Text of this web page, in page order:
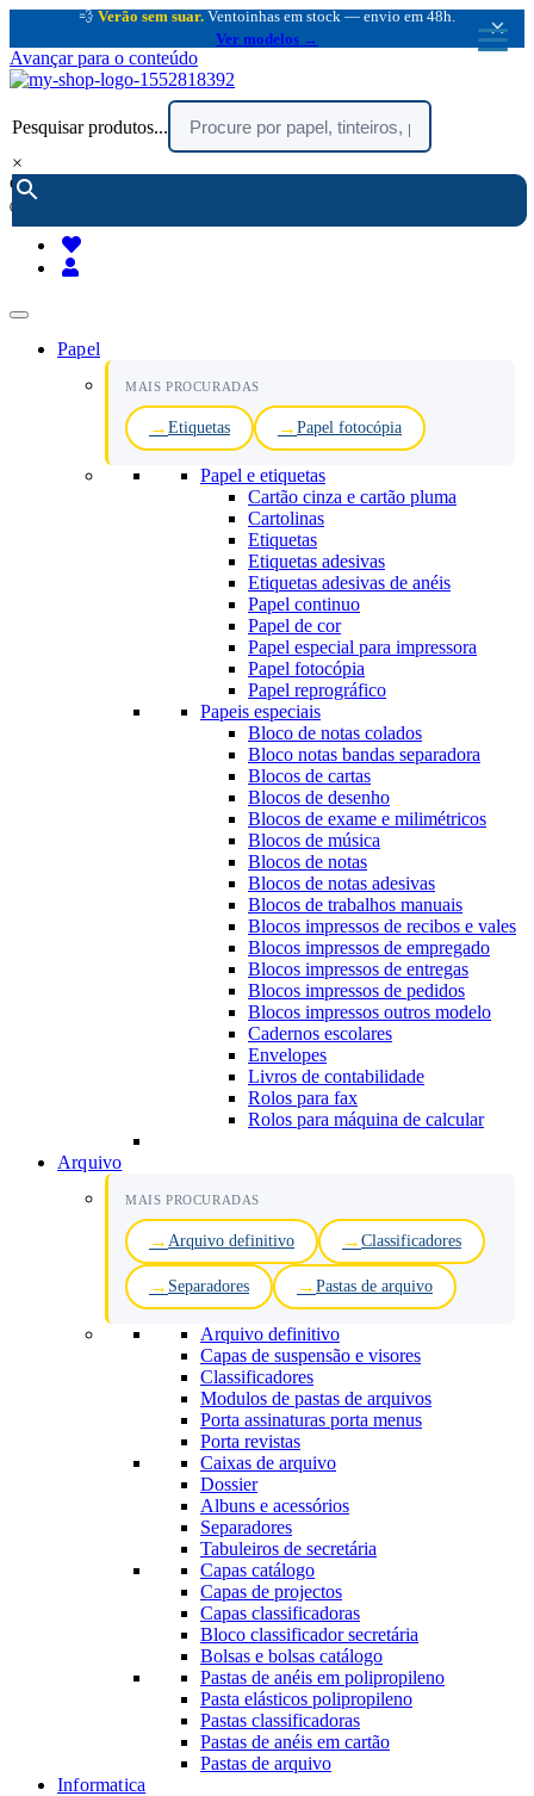
💨 Verão sem suar. Ventoinhas em stock — envio em 48h.
Ver modelos →
×
Avançar para o conteúdo
Pesquisar produtos...
×
encomendar por telefone :
(chamada rede fixa nacional)
Papel
MAIS PROCURADAS
Etiquetas Papel fotocópia
Papel e etiquetas
Cartão cinza e cartão pluma
Cartolinas
Etiquetas
Etiquetas adesivas
Etiquetas adesivas de anéis
Papel continuo
Papel de cor
Papel especial para impressora
Papel fotocópia
Papel reprográfico
Papeis especiais
Bloco de notas colados
Bloco notas bandas separadora
Blocos de cartas
Blocos de desenho
Blocos de exame e milimétricos
Blocos de música
Blocos de notas
Blocos de notas adesivas
Blocos de trabalhos manuais
Blocos impressos de recibos e vales
Blocos impressos de empregado
Blocos impressos de entregas
Blocos impressos de pedidos
Blocos impressos outros modelo
Cadernos escolares
Envelopes
Livros de contabilidade
Rolos para fax
Rolos para máquina de calcular
Arquivo
MAIS PROCURADAS
Arquivo definitivo Classificadores
Separadores Pastas de arquivo
Arquivo definitivo
Capas de suspensão e visores
Classificadores
Modulos de pastas de arquivos
Porta assinaturas porta menus
Porta revistas
Caixas de arquivo
Dossier
Albuns e acessórios
Separadores
Tabuleiros de secretária
Capas catálogo
Capas de projectos
Capas classificadoras
Bloco classificador secretária
Bolsas e bolsas catálogo
Pastas de anéis em polipropileno
Pasta elásticos polipropileno
Pastas classificadoras
Pastas de anéis em cartão
Pastas de arquivo
Informatica